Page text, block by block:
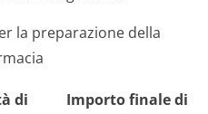
la preparazione della
di
Importo finale di